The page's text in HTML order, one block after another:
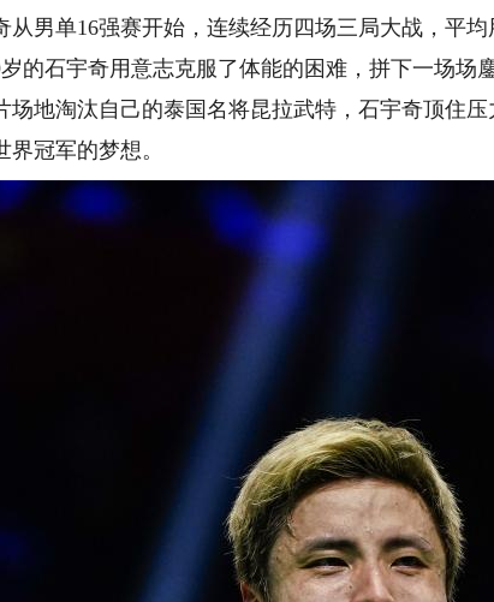
单16强赛开始，连续经历四场三局大战，平均
的石宇奇用意志克服了体能的困难，拼下一场场
场地淘汰自己的泰国名将昆拉武特，石宇奇顶住
界冠军的梦想。